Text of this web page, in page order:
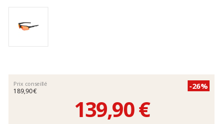
Prix conseillé
189,90 €
-26%
139,90 €